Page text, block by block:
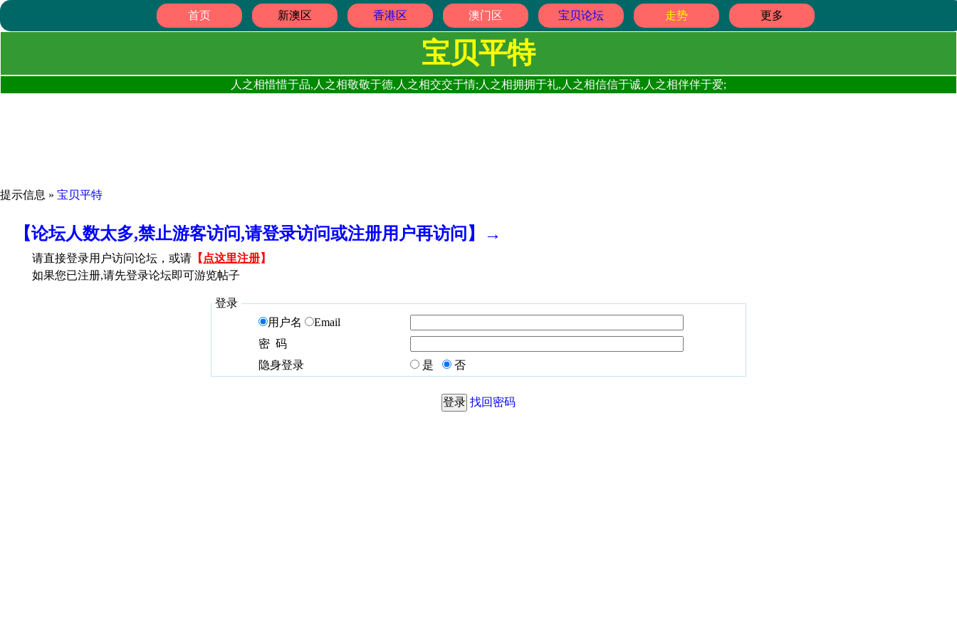
首页 新澳区 香港区 澳门区 宝贝论坛 走势 更多
宝贝平特
人之相惜惜于品,人之相敬敬于德,人之相交交于情;人之相拥拥于礼,人之相信信于诚,人之相伴伴于爱;
提示信息 » 宝贝平特
【论坛人数太多,禁止游客访问,请登录访问或注册用户再访问】→
请直接登录用户访问论坛，或请 【 点这里注册】
如果您已注册,请先登录论坛即可游览帖子
登录
用户名
Email
密 码
隐身登录
是 否
找回密码